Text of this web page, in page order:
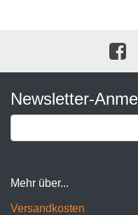
Newsletter-
Mehr über...
Versandkosten